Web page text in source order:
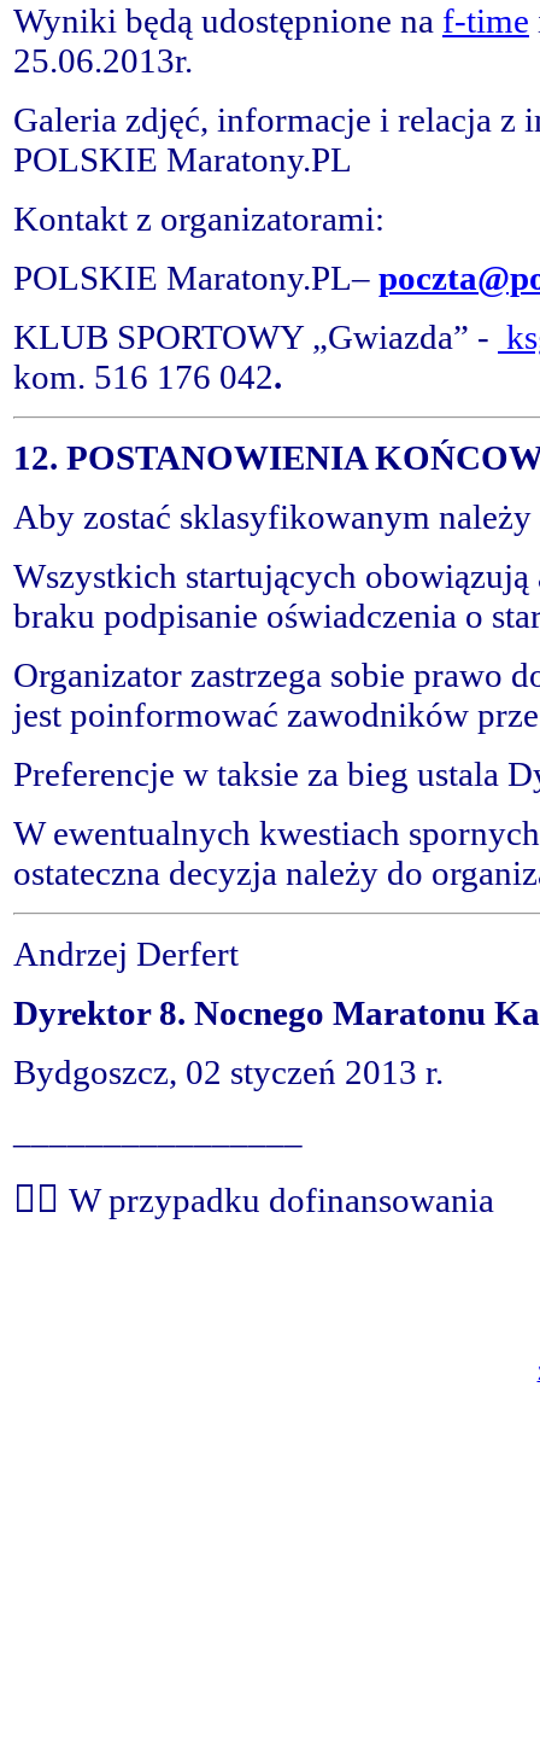
Wyniki będą udostępnione na f-time
25.06.2013r.
Galeria zdjęć, informacje i relacja z
POLSKIE Maratony.PL
Kontakt z organizatorami:
POLSKIE Maratony.PL–
KLUB SPORTOWY „Gwiazda” -
kom. 516 176 042.
12. POSTANOWIENIA
Aby zostać sklasyfikowanym
Wszystkich startujących
braku podpisanie oświadczenia o
Organizator zastrzega sobie prawo
jest poinformować zawodników
Preferencje w taksie za bieg ustala
W ewentualnych kwestiach
ostateczna decyzja należy do
Andrzej Derfert
Dyrektor 8. Nocnego Maratonu
Bydgoszcz, 02 styczeń 2013 r.
 W przypadku dofinansowania